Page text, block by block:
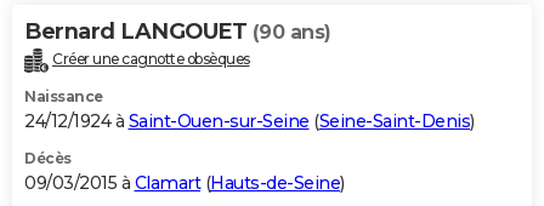
Bernard LANGOUET (90 ans)
Créer une cagnotte obsèques
Naissance
24/12/1924 à Saint-Ouen-sur-Seine (Seine-Saint-Denis)
Décès
09/03/2015 à Clamart(Hauts-de-Seine)